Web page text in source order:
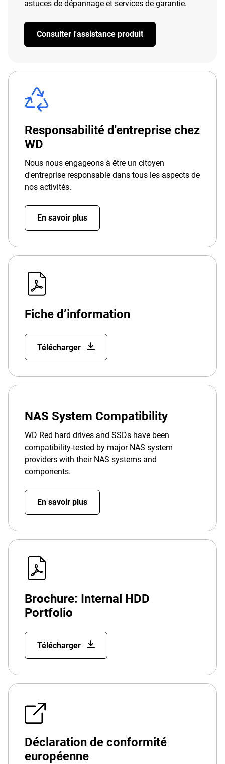
astuces de dépannage et services de garantie.
Consulter l'assistance produit
Responsabilité d'entreprise chez
WD
Nous nous engageons à être un citoyen
d'entreprise responsable dans tous les aspects de
nos activités.
En savoir plus
Fiche d’information
Télécharger
NAS System Compatibility
WD Red hard drives and SSDs have been
compatibility-tested by major NAS system
providers with their NAS systems and
components.
En savoir plus
Brochure: Internal HDD
Portfolio
Télécharger
Déclaration de conformité
européenne